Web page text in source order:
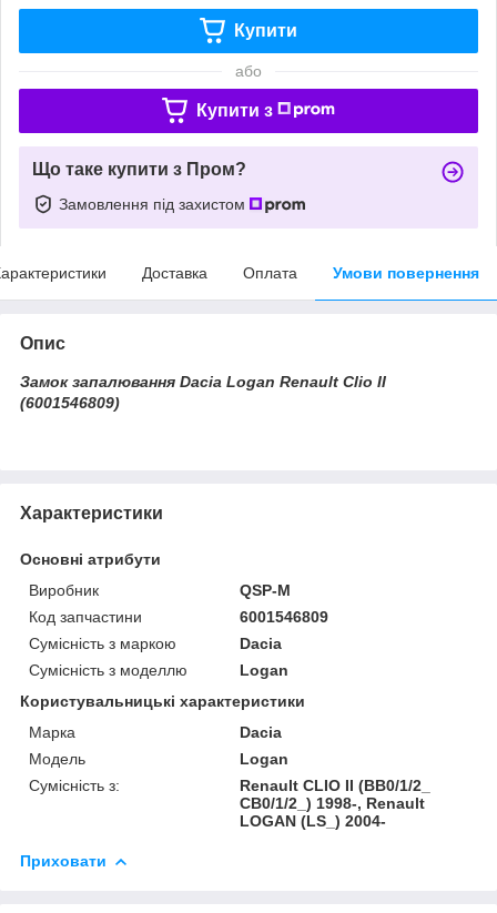
Купити
або
Купити з
Що таке купити з Пром?
Замовлення під захистом
Доставка Оплата Умови повернення
Опис
Замок запалювання Dacia Logan Renault Clio II
(6001546809)
Характеристики
Основні атрибути
Виробник
QSP-M
Код запчастини
6001546809
Сумісність з маркою
Dacia
Сумісність з моделлю
Logan
Користувальницькі характеристики
Марка
Dacia
Модель
Logan
Сумісність з:
Renault CLIO II (BB0/1/2_
CB0/1/2_) 1998-, Renault
LOGAN (LS_) 2004-
Приховати